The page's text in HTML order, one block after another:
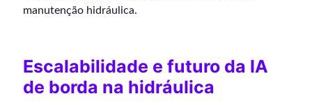
manutenção hidráulica.
Escalabilidade e futuro da IA
de borda na hidráulica